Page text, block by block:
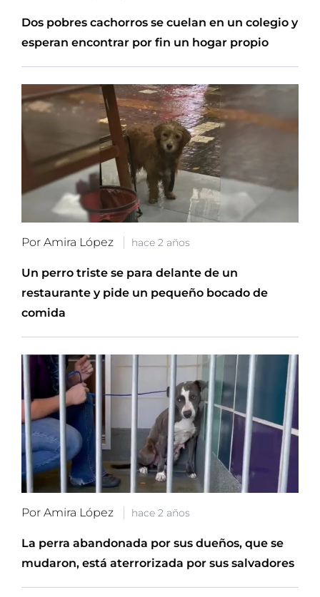
Dos pobres cachorros se cuelan en un colegio y
esperan encontrar por fin un hogar propio
Por Amira López hace 2 años
Un perro triste se para delante de un
restaurante y pide un pequeño bocado de
comida
Por Amira López hace 2 años
La perra abandonada por sus dueños, que se
mudaron, está aterrorizada por sus salvadores